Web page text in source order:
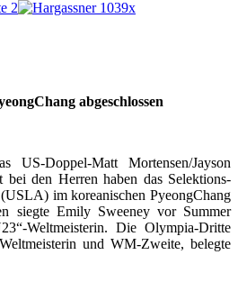
abgeschlossen
US-Doppel-Matt Mortensen/Jayson
bei den Herren haben das Selektions-
im koreanischen PyeongChang
siegte Emily Sweeney vor Summer
Weltmeisterin. Die Olympia-Dritte
und WM-Zweite, belegte